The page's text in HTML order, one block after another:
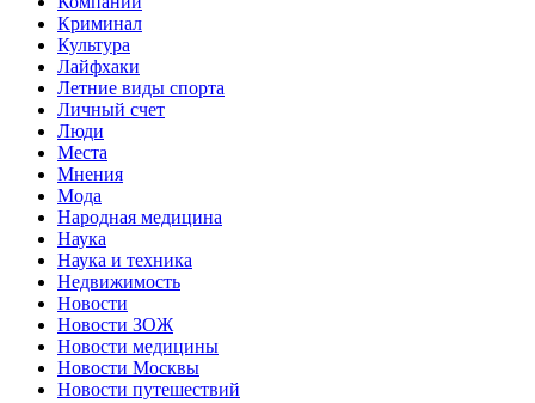
Криминал
Культура
Лайфхаки
Летние виды спорта
Личный счет
Люди
Места
Мнения
Мода
Народная медицина
Наука
Наука и техника
Недвижимость
Новости
Новости ЗОЖ
Новости медицины
Новости Москвы
Новости путешествий